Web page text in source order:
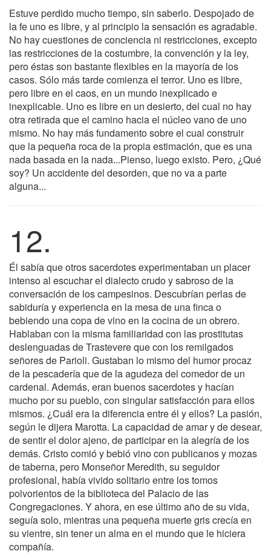
Estuve perdido mucho tiempo, sin saberlo. Despojado de
la fe uno es libre, y al principio la sensación es agradable.
No hay cuestiones de conciencia ni restricciones, excepto
las restricciones de la costumbre, la convención y la ley,
pero éstas son bastante flexibles en la mayoría de los
casos. Sólo más tarde comienza el terror. Uno es libre,
pero libre en el caos, en un mundo inexplicado e
inexplicable. Uno es libre en un desierto, del cual no hay
otra retirada que el camino hacia el núcleo vano de uno
mismo. No hay más fundamento sobre el cual construir
que la pequeña roca de la propia estimación, que es una
nada basada en la nada...Pienso, luego existo. Pero, ¿Qué
soy? Un accidente del desorden, que no va a parte
alguna...
12.
Él sabía que otros sacerdotes experimentaban un placer
intenso al escuchar el dialecto crudo y sabroso de la
conversación de los campesinos. Descubrían perlas de
sabiduría y experiencia en la mesa de una finca o
bebiendo una copa de vino en la cocina de un obrero.
Hablaban con la misma familiaridad con las prostitutas
deslenguadas de Trastevere que con los remilgados
señores de Parioli. Gustaban lo mismo del humor procaz
de la pescadería que de la agudeza del comedor de un
cardenal. Además, eran buenos sacerdotes y hacían
mucho por su pueblo, con singular satisfacción para ellos
mismos. ¿Cuál era la diferencia entre él y ellos? La pasión,
según le dijera Marotta. La capacidad de amar y de desear,
de sentir el dolor ajeno, de participar en la alegría de los
demás. Cristo comió y bebió vino con publicanos y mozas
de taberna, pero Monseñor Meredith, su seguidor
profesional, había vivido solitario entre los tomos
polvorientos de la biblioteca del Palacio de las
Congregaciones. Y ahora, en ese último año de su vida,
seguía solo, mientras una pequeña muerte gris crecía en
su vientre, sin tener un alma en el mundo que le hiciera
compañía.